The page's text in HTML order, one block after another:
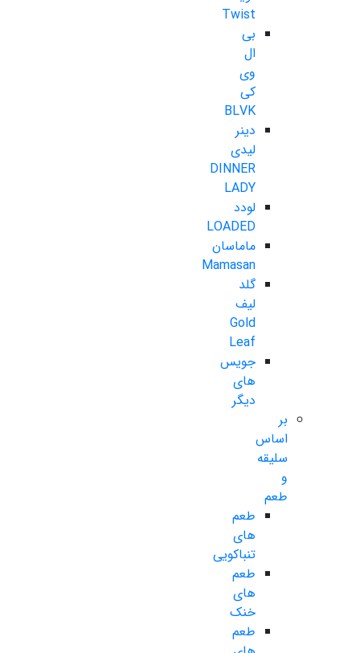
Twist
بی
ال
وی
کی
BLVK
دینر
لیدی
DINNER
LADY
لودد
LOADED
ماماسان
Mamasan
گلد
لیف
Gold
Leaf
جویس
های
دیگر
بر
اساس
سلیقه
و
طعم
طعم
های
تنباکویی
طعم
های
خنک
طعم